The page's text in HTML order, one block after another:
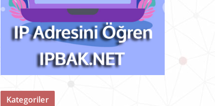
Kategoriler